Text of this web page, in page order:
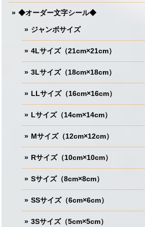
◆オーダー文字シール◆
ジャンボサイズ
4Lサイズ（21cm×21cm）
3Lサイズ（18cm×18cm）
LLサイズ（16cm×16cm）
Lサイズ（14cm×14cm）
Mサイズ（12cm×12cm）
Rサイズ（10cm×10cm）
Sサイズ（8cm×8cm）
SSサイズ（6cm×6cm）
3Sサイズ（5cm×5cm）